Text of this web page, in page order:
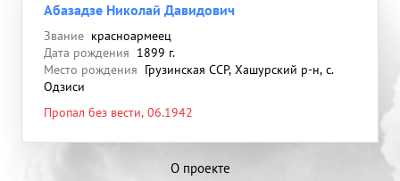
Абазадзе Николай Давидович
Звание красноармеец
Дата рождения 1899 г.
Место рождения Грузинская ССР, Хашурский р-н, с.
Одзиси
Пропал без вести, 06.1942
О проекте